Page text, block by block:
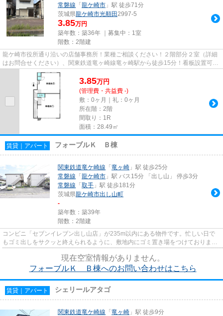
常磐線 「 龍ケ崎市 」駅 徒歩71分
茨城県龍ケ崎市光順田2997-5
3.85万円
築年数：築36年 ｜募集中： 1室
階数：2階建
龍ケ崎市役所通り沿いの店舗事務所！業種ご相談ください！２階部分２室（詳細
はお問合せください）、関東鉄道竜ヶ崎線竜ヶ崎駅から徒歩15分！看板設置可能
です！近隣駐車場もご紹介可...
3.85万円
(管理費・共益費 -)
敷：0ヶ月｜礼：0ヶ月
所在階：2階
間取り：1R
面積：28.49㎡
賃貸｜アパート フォーブルＫ Ｂ棟
関東鉄道竜ケ崎線 「 竜ヶ崎 」駅 徒歩25分
常磐線 「 龍ケ崎市 」駅 バス15分 「出し山」 停歩3分
常磐線 「 取手 」駅 徒歩181分
茨城県龍ケ崎市出し山町
-
築年数：築39年
階数：2階建
コンビニ「セブンイレブン出し山店」が235m以内にある物件です。忙しい日で
もゴミ出しをサクッと終えられるように、敷地内にゴミ置き場をつけておりま
現在空室情報がありません。
フォーブルＫ Ｂ棟へのお問い合わせはこちら
賃貸｜アパート シェリールアタゴ
関東鉄道竜ケ崎線 「 竜ヶ崎 」駅 徒歩9分